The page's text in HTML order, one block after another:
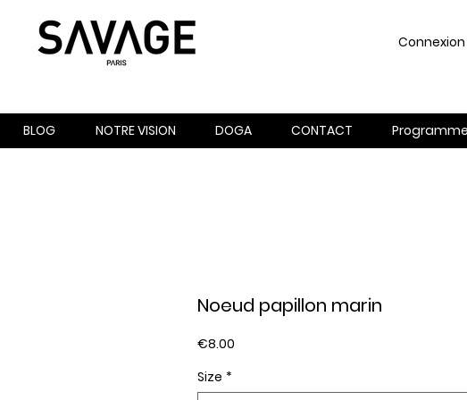
Connexion
BLOG NOTRE VISION DOGA CONTACT
Noeud papillon marin
€8.00
Size *